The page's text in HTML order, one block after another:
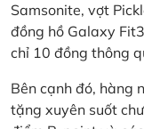
Samsonite, vợt
đồng hồ Galaxy
chỉ 10 đồng thông
Bên cạnh đó, hàng
tặng xuyên suốt